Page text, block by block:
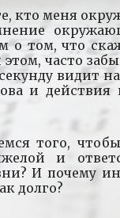
кто меня
о том, что
часто
видит
и действия
того,
и
И почему
долго?